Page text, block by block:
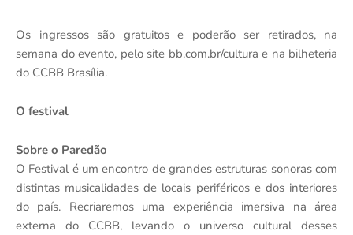
Os ingressos são gratuitos e poderão ser retirados, na
semana do evento, pelo site bb.com.br/cultura e na bilheteria
do CCBB Brasília.
O festival
Sobre o Paredão
O Festival é um encontro de grandes estruturas sonoras com
distintas musicalidades de locais periféricos e dos interiores
do país. Recriaremos uma experiência imersiva na área
externa do CCBB, levando o universo cultural desses